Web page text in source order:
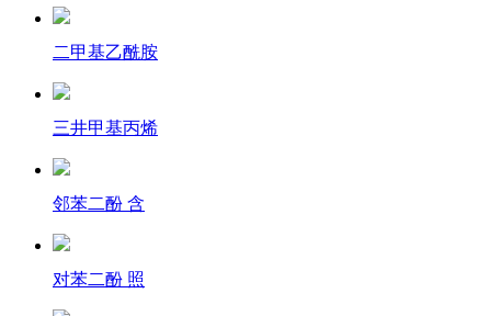
二甲基乙酰胺
三井甲基丙烯
邻苯二酚 含
对苯二酚 照